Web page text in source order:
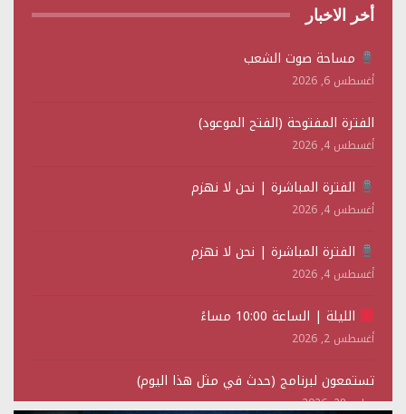
أخر الاخبار
مساحة صوت الشعب
أغسطس 6, 2026
الفترة المفتوحة (الفتح الموعود)
أغسطس 4, 2026
الفترة المباشرة | نحن لا نهزم
أغسطس 4, 2026
الفترة المباشرة | نحن لا نهزم
أغسطس 4, 2026
الليلة | الساعة 10:00 مساءً
أغسطس 2, 2026
تستمعون لبرنامج (حدث في مثل هذا اليوم)
يوليو 28, 2026